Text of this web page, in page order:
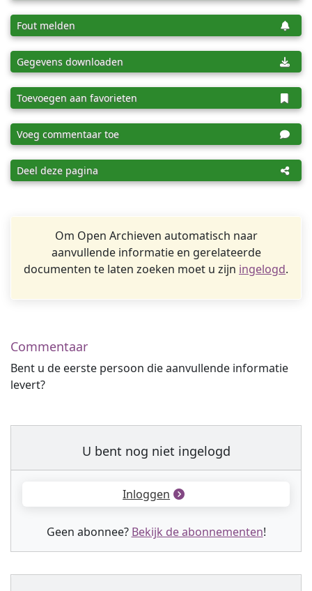
Fout melden
Gegevens downloaden
Toevoegen aan favorieten
Voeg commentaar toe
Deel deze pagina
Om Open Archieven automatisch naar
aanvullende informatie en gerelateerde
documenten te laten zoeken moet u zijn ingelogd.
Commentaar
Bent u de eerste persoon die aanvullende informatie
levert?
U bent nog niet ingelogd
Inloggen
Geen abonnee? Bekijk de abonnementen!